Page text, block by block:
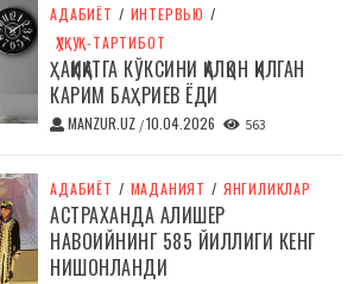
АДАБИЁТ / ИНТЕРВЬЮ /
ҲУҚУҚ-ТАРТИБОТ
ҲАҚИҚАТГА КЎКСИНИ ҚАЛҚОН ҚИЛГАН
КАРИМ БАҲРИЕВ ЁДИ
MANZUR.UZ /10.04.2026 563
АДАБИЁТ / МАДАНИЯТ / ЯНГИЛИКЛАР
АСТРАХАНДА АЛИШЕР
НАВОИЙНИНГ 585 ЙИЛЛИГИ КЕНГ
НИШОНЛАНДИ